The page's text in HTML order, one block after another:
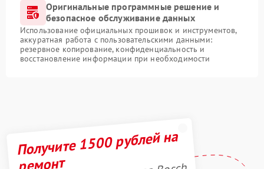
Оригинальные программные решение и
безопасное обслуживание данных
Использование официальных прошивок и инструментов,
аккуратная работа с пользовательскими данными:
резервное копирование, конфиденциальность и
восстановление информации при необходимости
Получите 1500 рублей на